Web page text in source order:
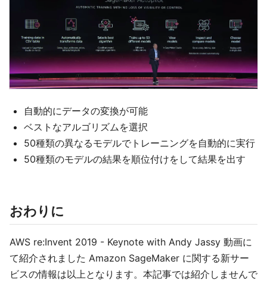
自動的にデータの変換が可能
ベストなアルゴリズムを選択
50種類の異なるモデルでトレーニングを自動的に実行
50種類のモデルの結果を順位付けをして結果を出す
おわりに
AWS re:Invent 2019 - Keynote with Andy Jassy 動画に
て紹介されました Amazon SageMaker に関する新サー
ビスの情報は以上となります。本記事では紹介しませんで